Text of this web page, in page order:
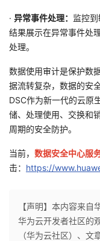
· 异常事件处理： 监控
结果展示在异常事件处
处理。
数据使用审计是保护数
据流转复杂，数据的安
DSC作为新一代的云原
储、处理使用、交换和
周期的安全防护。
当前， 数据安全中心服
击： https://
【声明】本内容来
华为云开发者社区的
（华为云社区）、